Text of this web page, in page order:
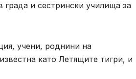
града и сестрински училища за
учени, роднини на
като Летящите тигри, и